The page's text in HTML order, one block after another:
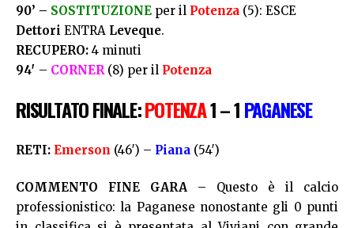
90’ – SOSTITUZIONE per il Potenza (5): ESCE
Dettori ENTRA Leveque.
RECUPERO: 4 minuti
94′ – CORNER (8) per il Potenza
RISULTATO FINALE:POTENZA1 – 1PAGANESE
RETI: Emerson (46′) – Piana (54′)
COMMENTO FINE GARA – Questo è il calcio
professionistico: la Paganese nonostante gli 0 punti